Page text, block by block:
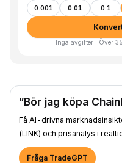
0.001 0.01 0.1
Inga avgifter · Över
”Bör jag köpa
Få AI-drivna
(LINK) och prisanalys i
Fråga TradeGPT